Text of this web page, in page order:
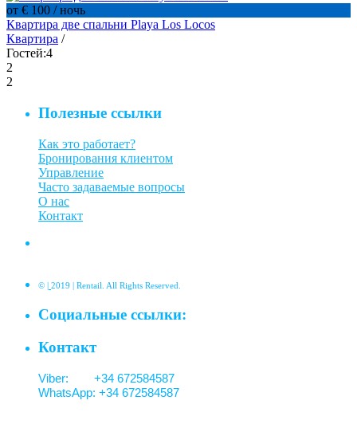
от € 100 / ночь
Квартира две спальни Playa Los Locos
Квартира /
Гостей:4
2
2
Полезные ссылки
Как это работает?
Бронирования клиентом
Управление
Часто задаваемые вопросы
О нас
Контакт
© 2019 | Rentail. All Rights Reserved.
Социальные ссылки:
Контакт
Viber: +34 672584587
WhatsApp: +34 672584587